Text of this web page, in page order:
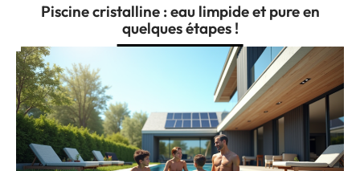
Piscine cristalline : eau limpide et pure en
quelques étapes !